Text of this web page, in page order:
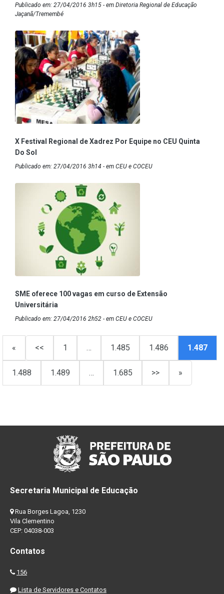
Publicado em: 27/04/2016 3h15 - em Diretoria Regional de Educação
Jaçanã/Tremembé
X Festival Regional de Xadrez Por Equipe no CEU Quinta
Do Sol
Publicado em: 27/04/2016 3h14 - em CEU e COCEU
SME oferece 100 vagas em curso de Extensão
Universitária
Publicado em: 27/04/2016 2h52 - em CEU e COCEU
« << 1 … 1.485 1.486 1.487
1.488 1.489 … 1.685 >> »
Secretaria Municipal de Educação
Rua Borges Lagoa, 1230
Vila Clementino
CEP: 04038-003
Contatos
156
Lista de Servidores e Contatos